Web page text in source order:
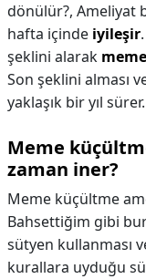
dönülür?, Ameliyat
hafta içinde iyileşir
şeklini alarak meme
Son şeklini alması
yaklaşık bir yıl sürer.
Meme
zaman iner?
Meme küçültme
Bahsettiğim gibi
sütyen kullanması
kurallara uyduğu